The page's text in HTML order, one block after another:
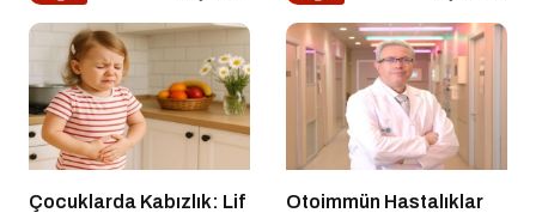
Çocuklarda Kabızlık: Lif
Otoimmün Hastalıklar